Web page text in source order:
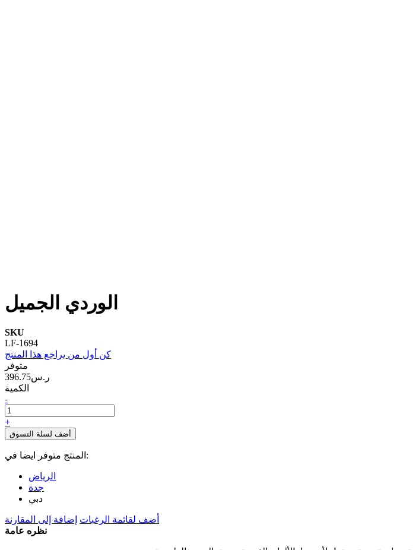
الوردي الجميل
SKU
LF-1694
كن أول من يراجع هذا المنتج
متوفر
396.75ر.س‏
الكمية
-
+
أضف لسلة التسوق
المنتج متوفر ايضا في:
الرياض
جدة
دبي
أضف لقائمة الرغبات إضافة إلى المقارنة
نظره عامة